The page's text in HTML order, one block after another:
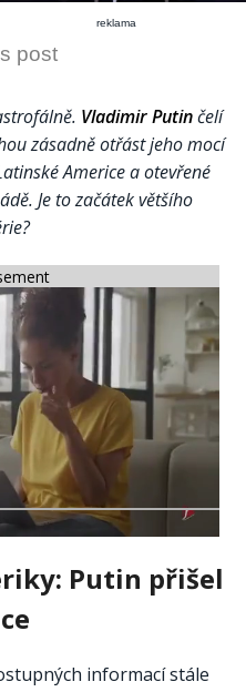
reklama
post
Vladimir Putinčelí
zásadně otřást jeho mocí
Americe a otevřené
Je to začátek většího
Putin přišel
informací stále